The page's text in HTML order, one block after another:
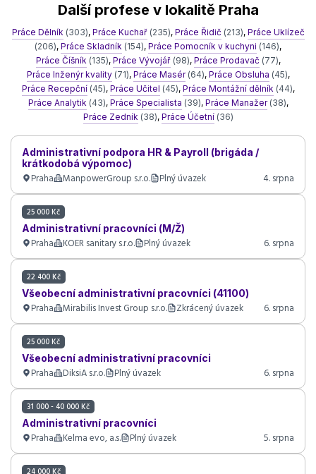
Další profese v lokalitě Praha
Práce Dělník (303), Práce Kuchař (235), Práce Řidič (213), Práce Uklízeč
(206), Práce Skladník (154), Práce Pomocník v kuchyni (146),
Práce Číšník (135), Práce Vývojář (98), Práce Prodavač (77),
Práce Inženýr kvality (71), Práce Masér (64), Práce Obsluha (45),
Práce Recepční (45), Práce Učitel (45), Práce Montážní dělník (44),
Práce Analytik (43), Práce Specialista (39), Práce Manažer (38),
Práce Zedník (38), Práce Účetní (36)
Administrativní podpora HR & Payroll (brigáda /
krátkodobá výpomoc)
Praha ManpowerGroup s.r.o. Plný úvazek 4. srpna
25 000 Kč
Administrativní pracovníci (M/Ž)
Praha KOER sanitary s.r.o. Plný úvazek 6. srpna
22 400 Kč
Všeobecní administrativní pracovníci (41100)
Praha Mirabilis Invest Group s.r.o. Zkrácený úvazek 6. srpna
25 000 Kč
Všeobecní administrativní pracovníci
Praha DiksiA s.r.o. Plný úvazek 6. srpna
31 000 - 40 000 Kč
Administrativní pracovníci
Praha Kelma evo, a.s. Plný úvazek 5. srpna
24 000 Kč